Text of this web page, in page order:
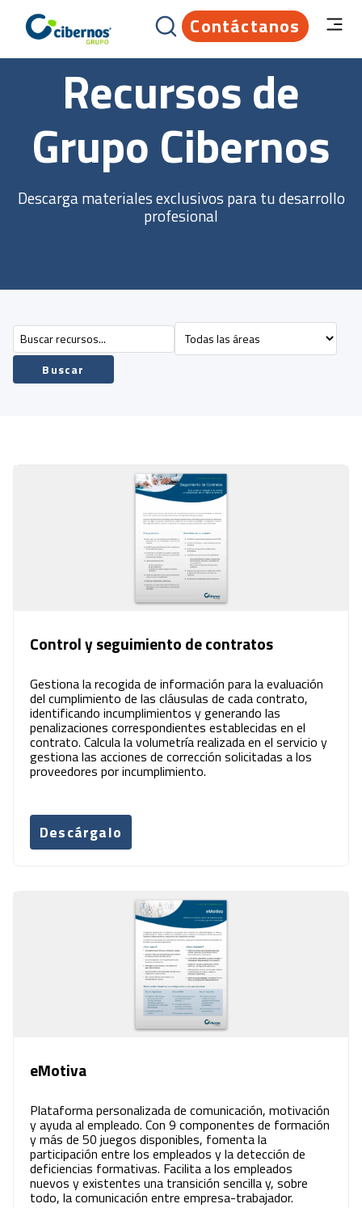
Contáctanos
Recursos de
Grupo Cibernos
Descarga materiales exclusivos para tu desarrollo
profesional
Buscar
Control y seguimiento de contratos
Gestiona la recogida de información para la evaluación
del cumplimiento de las cláusulas de cada contrato,
identificando incumplimientos y generando las
penalizaciones correspondientes establecidas en el
contrato. Calcula la volumetría realizada en el servicio y
gestiona las acciones de corrección solicitadas a los
proveedores por incumplimiento.
Descárgalo
eMotiva
Plataforma personalizada de comunicación, motivación
y ayuda al empleado. Con 9 componentes de formación
y más de 50 juegos disponibles, fomenta la
participación entre los empleados y la detección de
deficiencias formativas. Facilita a los empleados
nuevos y existentes una transición sencilla y, sobre
todo, la comunicación entre empresa-trabajador.